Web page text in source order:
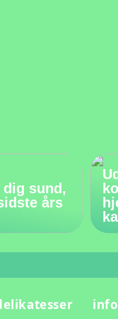
sund,
års
info